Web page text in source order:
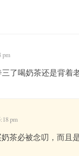
pm
了喝奶茶还是背着
pm
茶必被念叨，而且